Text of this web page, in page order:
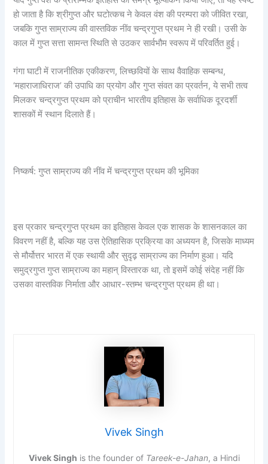
हो जाता है कि श्रीगुप्त और घटोत्कच ने केवल वंश की परम्परा को जीवित रखा,
जबकि गुप्त साम्राज्य की वास्तविक नींव चन्द्रगुप्त प्रथम ने ही रखी। उसी के
काल में गुप्त सत्ता सामन्त स्थिति से उठकर सार्वभौम स्वरूप में परिवर्तित हुई।
गंगा घाटी में राजनीतिक एकीकरण, लिच्छवियों के साथ वैवाहिक सम्बन्ध,
‘महाराजाधिराज’ की उपाधि का प्रयोग और गुप्त संवत का प्रवर्तन, ये सभी तत्व
मिलकर चन्द्रगुप्त प्रथम को प्राचीन भारतीय इतिहास के सर्वाधिक दूरदर्शी
शासकों में स्थान दिलाते हैं।
निष्कर्ष: गुप्त साम्राज्य की नींव में चन्द्रगुप्त प्रथम की भूमिका
इस प्रकार चन्द्रगुप्त प्रथम का इतिहास केवल एक शासक के शासनकाल का
विवरण नहीं है, बल्कि यह उस ऐतिहासिक प्रक्रिया का अध्ययन है, जिसके माध्यम
से मौर्योत्तर भारत में एक स्थायी और सुदृढ़ साम्राज्य का निर्माण हुआ। यदि
समुद्रगुप्त गुप्त साम्राज्य का महान् विस्तारक था, तो इसमें कोई संदेह नहीं कि
उसका वास्तविक निर्माता और आधार-स्तम्भ चन्द्रगुप्त प्रथम ही था।
Vivek Singh
Vivek Singh is the founder of Tareek-e-Jahan, a Hindi